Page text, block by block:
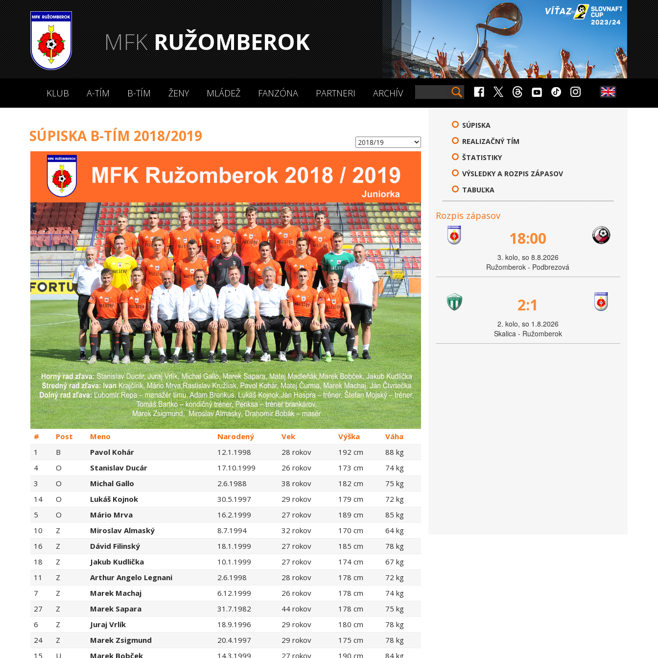
MFKRUŽOMBEROK
KLUB A-TÍM B-TÍM ŽENY MLÁDEŽ FANZÓNA PARTNERI ARCHÍV
SÚPISKA B-TÍM 2018/2019
# Post Meno Narodený Vek Výška
Váha
1
B Pavol Kohár 12.1.1998 28 rokov 192 cm
88 kg
4
O Stanislav Ducár 17.10.1999 26 rokov 173 cm
74 kg
3
O Michal Gallo 2.6.1988 38 rokov 182 cm
75 kg
14
O Lukáš Kojnok 30.5.1997 29 rokov 179 cm
72 kg
5
O Mário Mrva 16.2.1999 27 rokov 189 cm
85 kg
10
Z Miroslav Almaský 8.7.1994 32 rokov 170 cm
64 kg
16
Z Dávid Filinský 18.1.1999 27 rokov 185 cm
78 kg
18
Z Jakub Kudlička 10.1.1999 27 rokov 174 cm
67 kg
11
Z Arthur Angelo Legnani 2.6.1998 28 rokov 178 cm
72 kg
7
Z Marek Machaj 6.12.1999 26 rokov 178 cm
74 kg
27
Z Marek Sapara 31.7.1982 44 rokov 178 cm
75 kg
6
Z Juraj Vrlík 18.9.1996 29 rokov 180 cm
78 kg
24
Z Marek Zsigmund 20.4.1997 29 rokov 175 cm
78 kg
15
U Marek Bobček 14.3.1999 27 rokov 190 cm 84 kg
SÚPISKA
REALIZAČNÝ TÍM
ŠTATISTIKY
VÝSLEDKY A ROZPIS ZÁPASOV
TABUĽKA
Rozpis zápasov
18:00
3. kolo, so 8.8.2026
Ružomberok - Podbrezová
2:1
2. kolo, so 1.8.2026
Skalica - Ružomberok